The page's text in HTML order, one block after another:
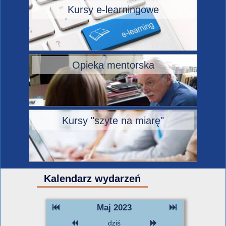
Kursy e-learningowe
Opieka mentorska
Kursy "szyte na miarę"
Kalendarz wydarzeń
Maj 2023
dziś